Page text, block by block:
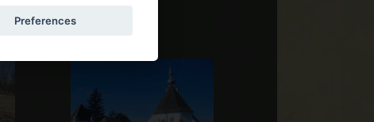
Preferences